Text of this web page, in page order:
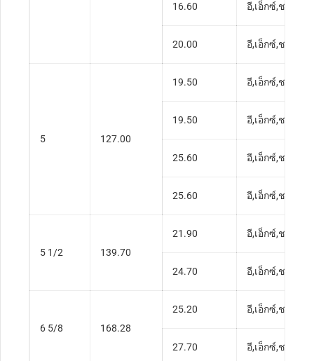
16.60 อี,เอ็กซ์,ช,ส
20.00 อี,เอ็กซ์,ช,ส
5 127.00
19.50 อี,เอ็กซ์,ช,ส
19.50 อี,เอ็กซ์,ช,ส
25.60 อี,เอ็กซ์,ช
25.60 อี,เอ็กซ์,ช,ส
5 1/2 139.70
21.90 อี,เอ็กซ์,ช,ส
24.70 อี,เอ็กซ์,ช,ส
6 5/8 168.28
25.20 อี,เอ็กซ์,ช,ส
27.70 อี,เอ็กซ์,ช,ส